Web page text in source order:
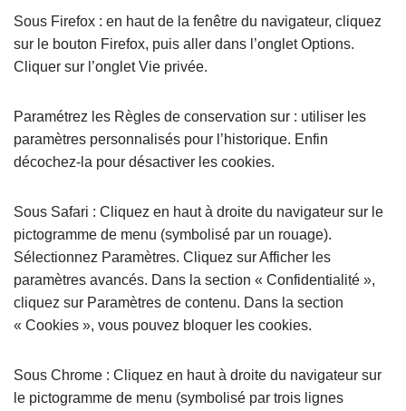
Sous Firefox : en haut de la fenêtre du navigateur, cliquez
sur le bouton Firefox, puis aller dans l’onglet Options.
Cliquer sur l’onglet Vie privée.
Paramétrez les Règles de conservation sur : utiliser les
paramètres personnalisés pour l’historique. Enfin
décochez-la pour désactiver les cookies.
Sous Safari : Cliquez en haut à droite du navigateur sur le
pictogramme de menu (symbolisé par un rouage).
Sélectionnez Paramètres. Cliquez sur Afficher les
paramètres avancés. Dans la section « Confidentialité »,
cliquez sur Paramètres de contenu. Dans la section
« Cookies », vous pouvez bloquer les cookies.
Sous Chrome : Cliquez en haut à droite du navigateur sur
le pictogramme de menu (symbolisé par trois lignes